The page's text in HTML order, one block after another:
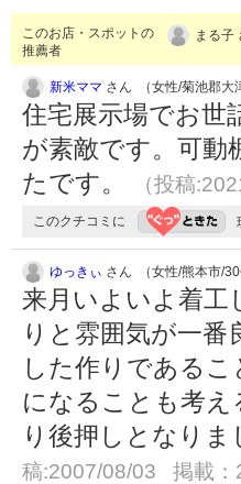
このお店・スポットの
推薦者
まる子
新米ママ さん （女性/菊池郡大
住宅展示場でお世
が素敵です。可動
たです。
（投稿
このクチコミに
ゆっきぃ さん （女性/熊本市/30
来月いよいよ着工
りと雰囲気が一
した作りである
になることも考
り後押しとなり
稿:2007/08/03 掲載：